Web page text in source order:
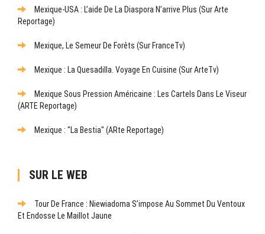
Mexique-USA : L’aide De La Diaspora N’arrive Plus (sur Arte
Reportage)
Mexique, Le Semeur De Forêts (sur FranceTv)
Mexique : La Quesadilla. Voyage En Cuisine (sur ArteTv)
Mexique Sous Pression Américaine : Les Cartels Dans Le Viseur
(ARTE Reportage)
Mexique : "La Bestia" (ARte Reportage)
SUR LE WEB
Tour De France : Niewiadoma S’impose Au Sommet Du Ventoux
Et Endosse Le Maillot Jaune